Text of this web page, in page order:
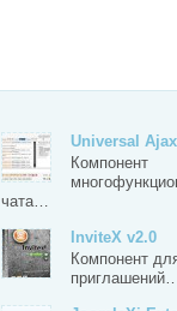
Universal
Компонент
чата…
InviteX v2.0
Компонент